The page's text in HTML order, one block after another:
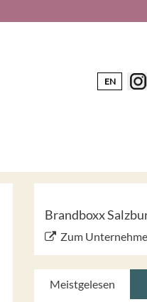
EN
Brandboxx
Zum
Meistgelesen